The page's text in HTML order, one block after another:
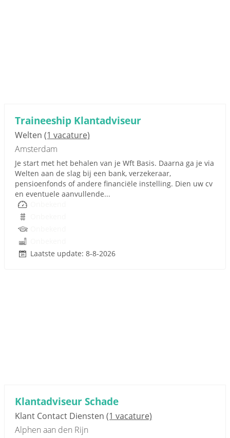
Traineeship Klantadviseur
Welten (1 vacature)
Amsterdam
Je start met het behalen van je Wft Basis. Daarna ga je via
Welten aan de slag bij een bank, verzekeraar,
pensioenfonds of andere financiële instelling. Dien uw cv
en eventuele aanvullende...
Laatste update: 8-8-2026
Klantadviseur Schade
Klant Contact Diensten (1 vacature)
Alphen aan den Rijn